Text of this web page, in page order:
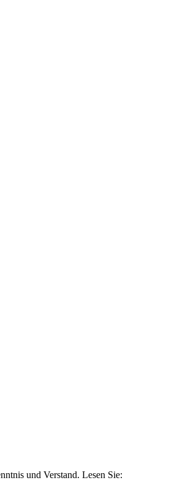
und Verstand. Lesen Sie: